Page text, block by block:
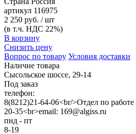
артикул 116975
2 250 руб. / шт
(в т.ч. НДС 22%)
В корзину
Снизить цену
Вопрос по товару Условия доставки
Наличие товара
Сысольское шоссе, 29-14
Под заказ
телефон:
8(8212)21-64-06<br/>Отдел по
20-35<br>email: 169@algiss.ru
пнд - пт
8-19